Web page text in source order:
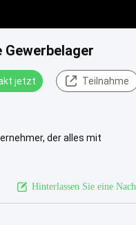
jetzt Teilnahme
der alles mit
Hinterlassen Sie eine